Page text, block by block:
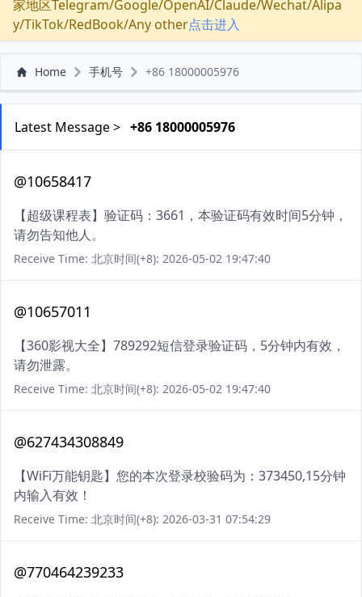
家地区Telegram/Google/OpenAI/Claude/Wechat/Alipa
y/TikTok/RedBook/Any other点击进入
Home 手机号 +86 18000005976
Latest Message > +86 18000005976
@10658417
【超级课程表】验证码：3661，本验证码有效时间5分钟，
请勿告知他人。
Receive Time: 北京时间(+8): 2026-05-02 19:47:40
@10657011
【360影视大全】789292短信登录验证码，5分钟内有效，
请勿泄露。
Receive Time: 北京时间(+8): 2026-05-02 19:47:40
@627434308849
【WiFi万能钥匙】您的本次登录校验码为：373450,15分钟
内输入有效！
Receive Time: 北京时间(+8): 2026-03-31 07:54:29
@770464239233